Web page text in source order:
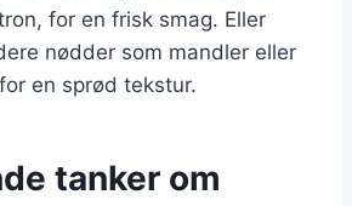
for en frisk smag. Eller
nødder som mandler eller
en sprød tekstur.
tanker om